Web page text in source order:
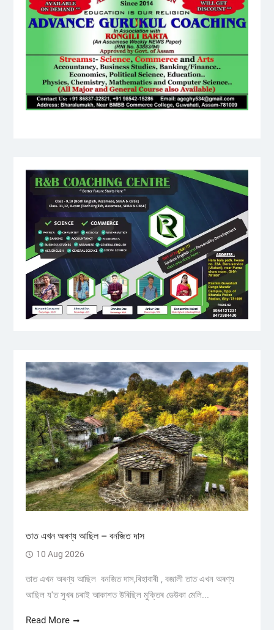
তাত এখন অৰণ্য আছিল – বনজিত দাস
10 Aug 2026
তাত এখন অৰণ্য আছিল বনজিত দাস,ৰিহাবাৰী , বজালী তাত এখন অৰণ্য
আছিল য'ত সুখৰ চৰাই আকাশত উৰিছিল মুক্তিৰ ডেউকা মেলি...
Read More